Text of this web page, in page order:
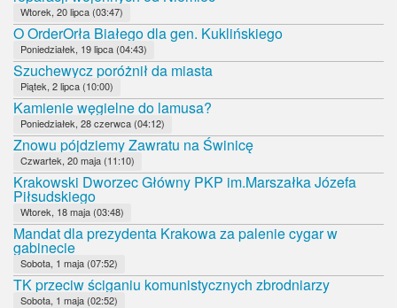
Wtorek, 20 lipca (03:47)
O OrderOrła Białego dla gen. Kuklińskiego
Poniedziałek, 19 lipca (04:43)
Szuchewycz poróżnił da miasta
Piątek, 2 lipca (10:00)
Kamienie węgielne do lamusa?
Poniedziałek, 28 czerwca (04:12)
Znowu pójdziemy Zawratu na Świnicę
Czwartek, 20 maja (11:10)
Krakowski Dworzec Główny PKP im.Marszałka Józefa
Piłsudskiego
Wtorek, 18 maja (03:48)
Mandat dla prezydenta Krakowa za palenie cygar w
gabinecie
Sobota, 1 maja (07:52)
TK przeciw ściganiu komunistycznych zbrodniarzy
Sobota, 1 maja (02:52)